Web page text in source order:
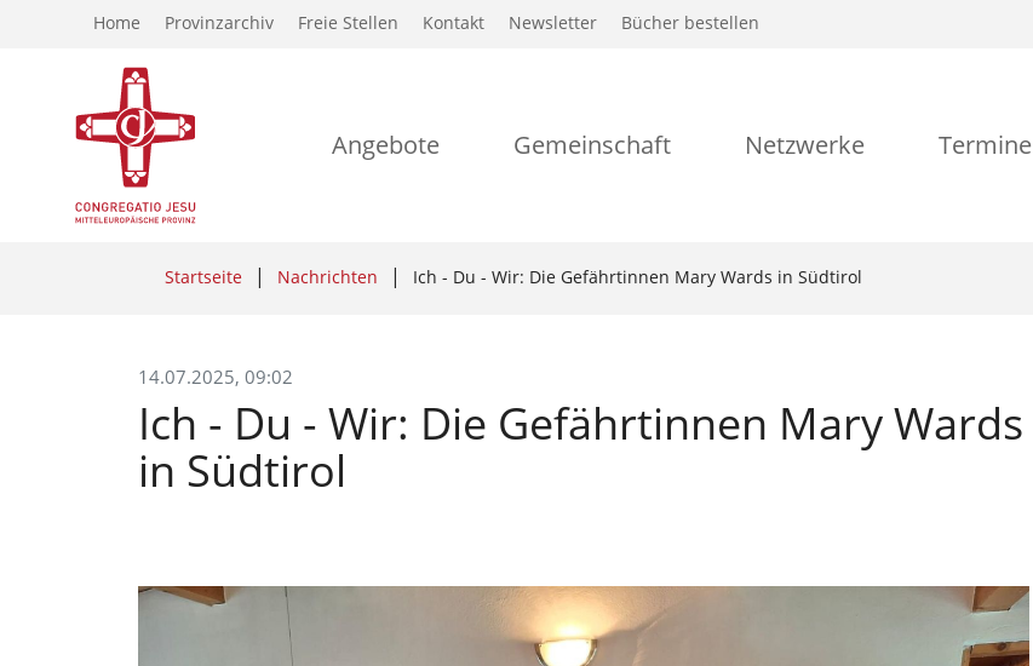
Home Provinzarchiv Freie Stellen Kontakt Newsletter Bücher bestellen
Angebote Gemeinschaft Netzwerke Termine
Startseite Nachrichten Ich - Du - Wir: Die Gefährtinnen Mary Wards in Südtirol
14.07.2025, 09:02
Ich - Du - Wir: Die Gefährtinnen Mary Wards
in Südtirol